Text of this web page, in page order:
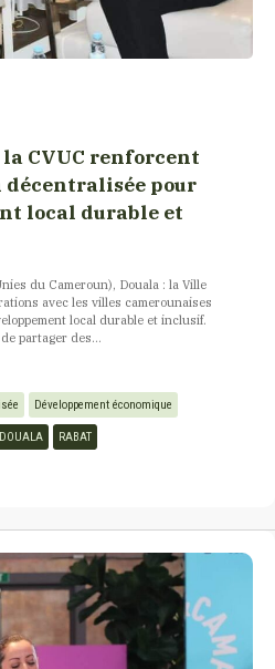
CVUC renforcent
pour
local durable et
du Cameroun), Douala : la Ville
avec les villes camerounaises
local durable et inclusif.
partager des...
Développement économique
DOUALA RABAT